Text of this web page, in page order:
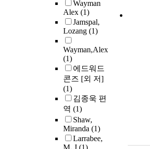
Wayman
Alex (1)
Jamspal,
Lozang (1)
Wayman,Alex
(1)
에드워드
콘즈 [외 저]
(1)
김종욱 편
역 (1)
Shaw,
Miranda (1)
Larrabee,